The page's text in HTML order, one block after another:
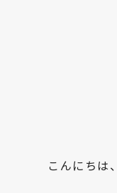
こんにちは